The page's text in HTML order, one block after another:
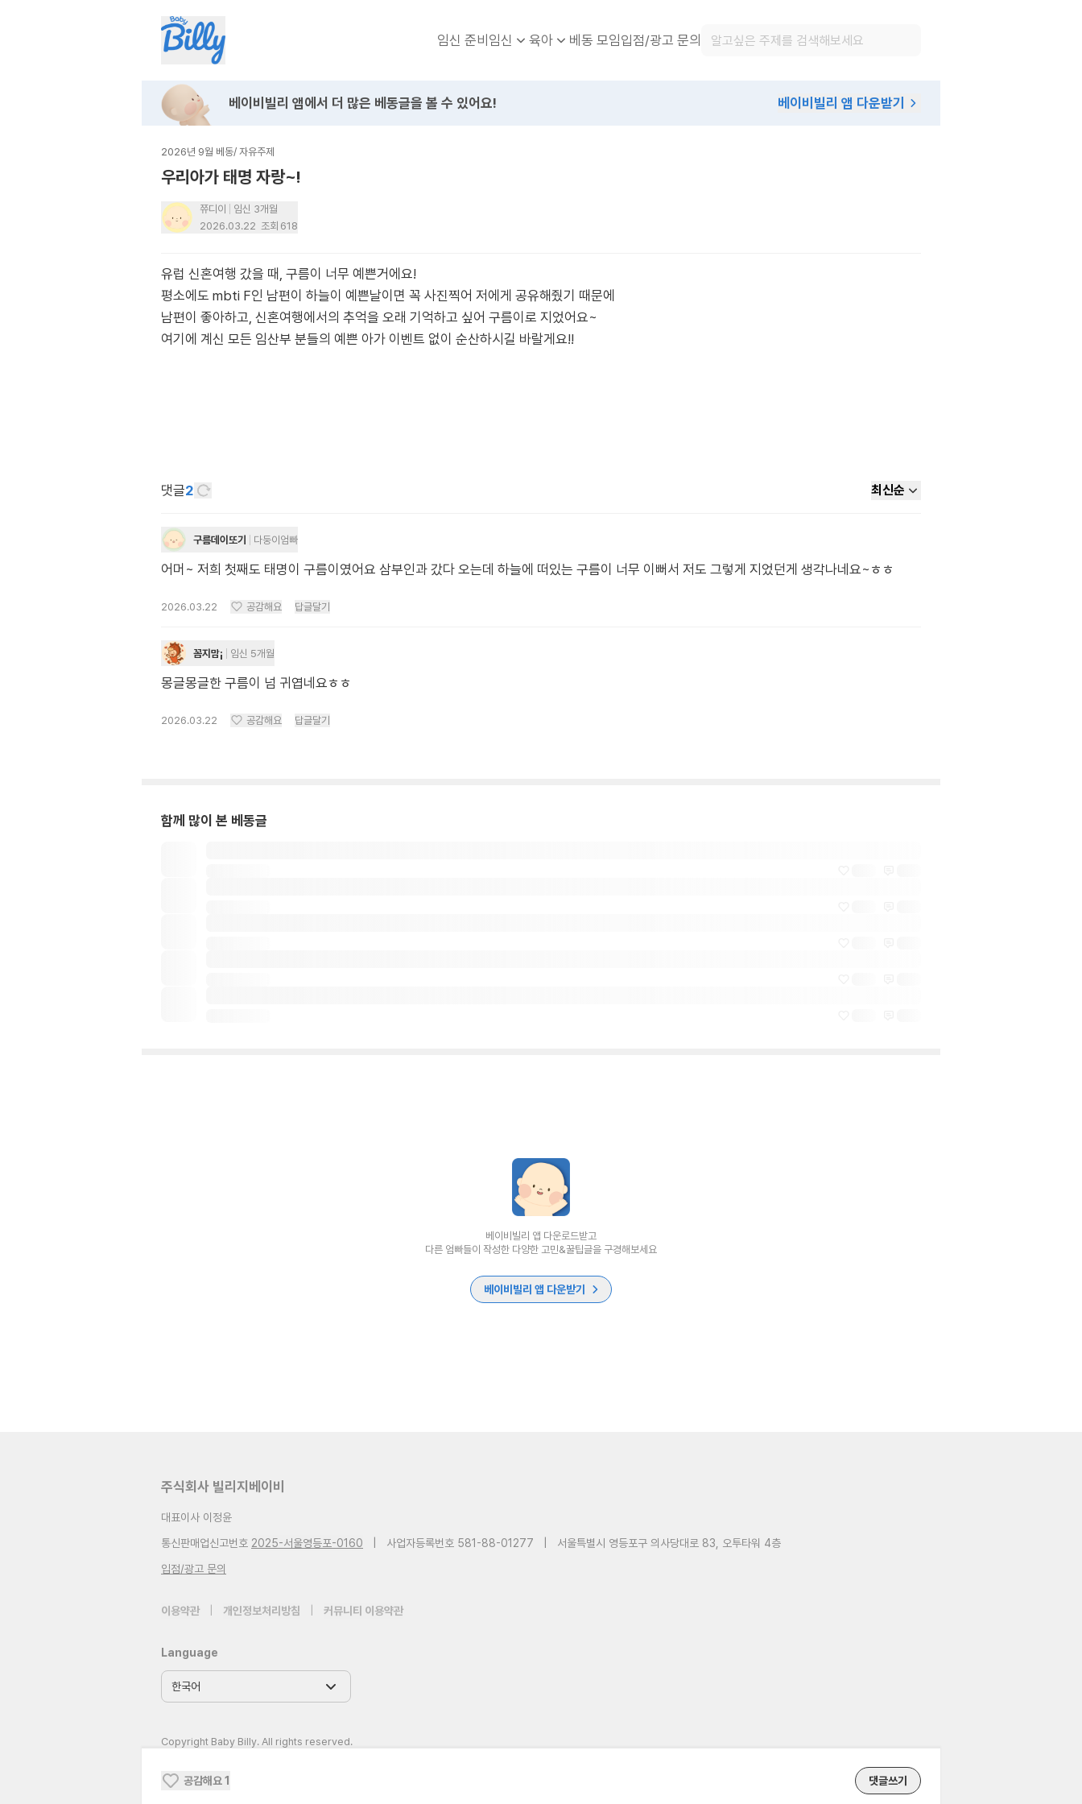
임신 준비임신 육아 베동 모임입점/광고 문의
베이비빌리 앱에서 더 많은 베동글을 볼 수 있어요! 베이비빌리 앱 다운받기
2026년 9월 베동/ 자유주제
우리아가 태명 자랑~!
쮸디이
임신 3개월
2026.03.22 조회 618
유럽 신혼여행 갔을 때, 구름이 너무 예쁜거에요!
평소에도 mbti F인 남편이 하늘이 예쁜날이면 꼭 사진찍어 저에게 공유해줬기 때문에
남편이 좋아하고, 신혼여행에서의 추억을 오래 기억하고 싶어 구름이로 지었어요~
여기에 계신 모든 임산부 분들의 예쁜 아가 이벤트 없이 순산하시길 바랄게요!!
댓글2 최신순
구름데이또기 다둥이엄빠
어머~ 저희 첫째도 태명이 구름이였어요 삼부인과 갔다 오는데 하늘에 떠있는 구름이 너무 이뻐서 저도 그렇게 지었던게 생각나네요~ㅎㅎ
2026.03.22 공감해요 답글달기
꼼지맘¡ 임신 5개월
몽글몽글한 구름이 넘 귀엽네요ㅎㅎ
2026.03.22 공감해요 답글달기
함께 많이 본 베동글
공감해요1 댓글쓰기
베이비빌리 앱 다운로드받고
다른 엄빠들이 작성한 다양한 고민&꿀팁글을 구경해보세요
베이비빌리 앱 다운받기
주식회사 빌리지베이비
대표이사 이정윤
통신판매업신고번호 2025-서울영등포-0160 사업자등록번호 581-88-01277
서울특별시 영등포구 의사당대로 83, 오투타워 4층
입점/광고 문의
이용약관 개인정보처리방침 커뮤니티 이용약관
Language
Copyright Baby Billy. All rights reserved.